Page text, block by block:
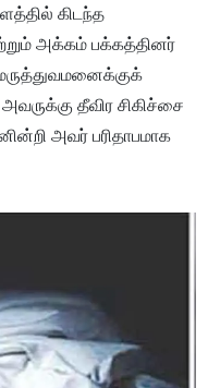
கிடந்த
அக்கம் பக்கத்தினர்
தீவிர சிகிச்சை
அவர் பரிதாபமாக